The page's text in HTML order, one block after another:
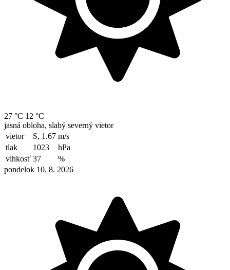
27 °C 12 °C
jasná obloha, slabý severný vietor
vietor
S, 1.67 m/s
tlak
1023
hPa
vlhkosť 37
%
pondelok 10. 8. 2026